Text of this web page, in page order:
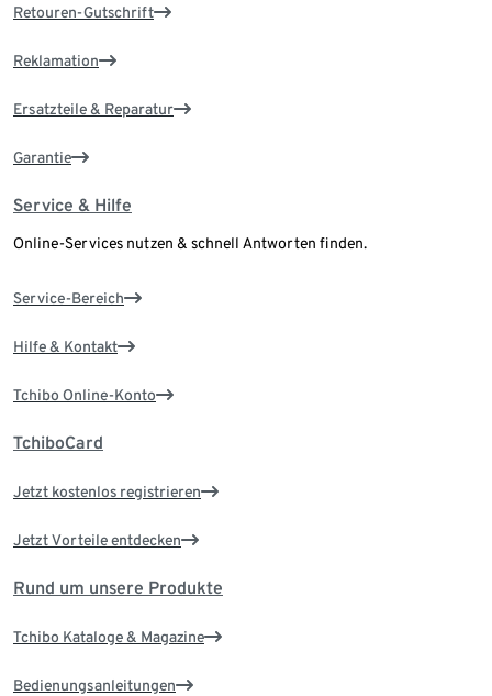
Retouren-Gutschrift
Reklamation
Ersatzteile & Reparatur
Garantie
Service & Hilfe
Online-Services nutzen & schnell Antworten finden.
Service-Bereich
Hilfe & Kontakt
Tchibo Online-Konto
TchiboCard
Jetzt kostenlos registrieren
Jetzt Vorteile entdecken
Rund um unsere Produkte
Tchibo Kataloge & Magazine
Bedienungsanleitungen